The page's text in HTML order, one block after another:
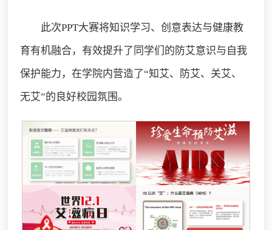
此次PPT大赛将知识学习、创意表达与健康教
育有机融合，有效提升了同学们的防艾意识与自我
保护能力，在学院内营造了“知艾、防艾、关艾、
无艾”的良好校园氛围。